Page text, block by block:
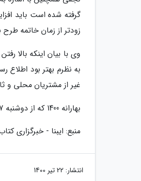
گرفته شده است باید
زودتر از زمان خاتمه
وی با بیان اینکه بالا
به نظرم بهتر بود اطلاع
غیر از مشتریان محلی و
بهارانه 1400 که از دوشنبه 17 خرداد آغاز شده است به مدت یک هفته تا 23 خرداد ماه برگزار می شود.
منبع: ایبنا - خبرگزاری
انتشار: 22 تیر 1400